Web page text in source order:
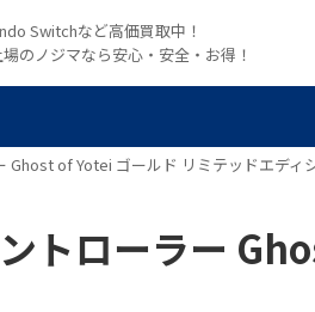
Switchなど高価買取中！
のノジマなら安心・安全・お得！
Ghost of Yotei ゴールド リミテッドエディ
トローラー